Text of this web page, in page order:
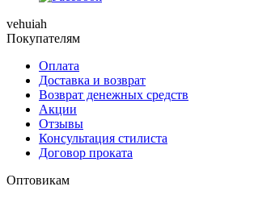
vehuiah
Покупателям
Оплата
Доставка и возврат
Возврат денежных средств
Акции
Отзывы
Консультация стилиста
Договор проката
Оптовикам